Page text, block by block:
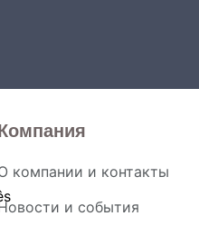
компании и контакты
и события